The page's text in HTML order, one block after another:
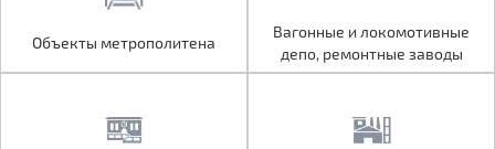
Вагонные и локомотивные
Объекты метрополитена
Вагонные и локомотивные
депо, ремонтные заводы